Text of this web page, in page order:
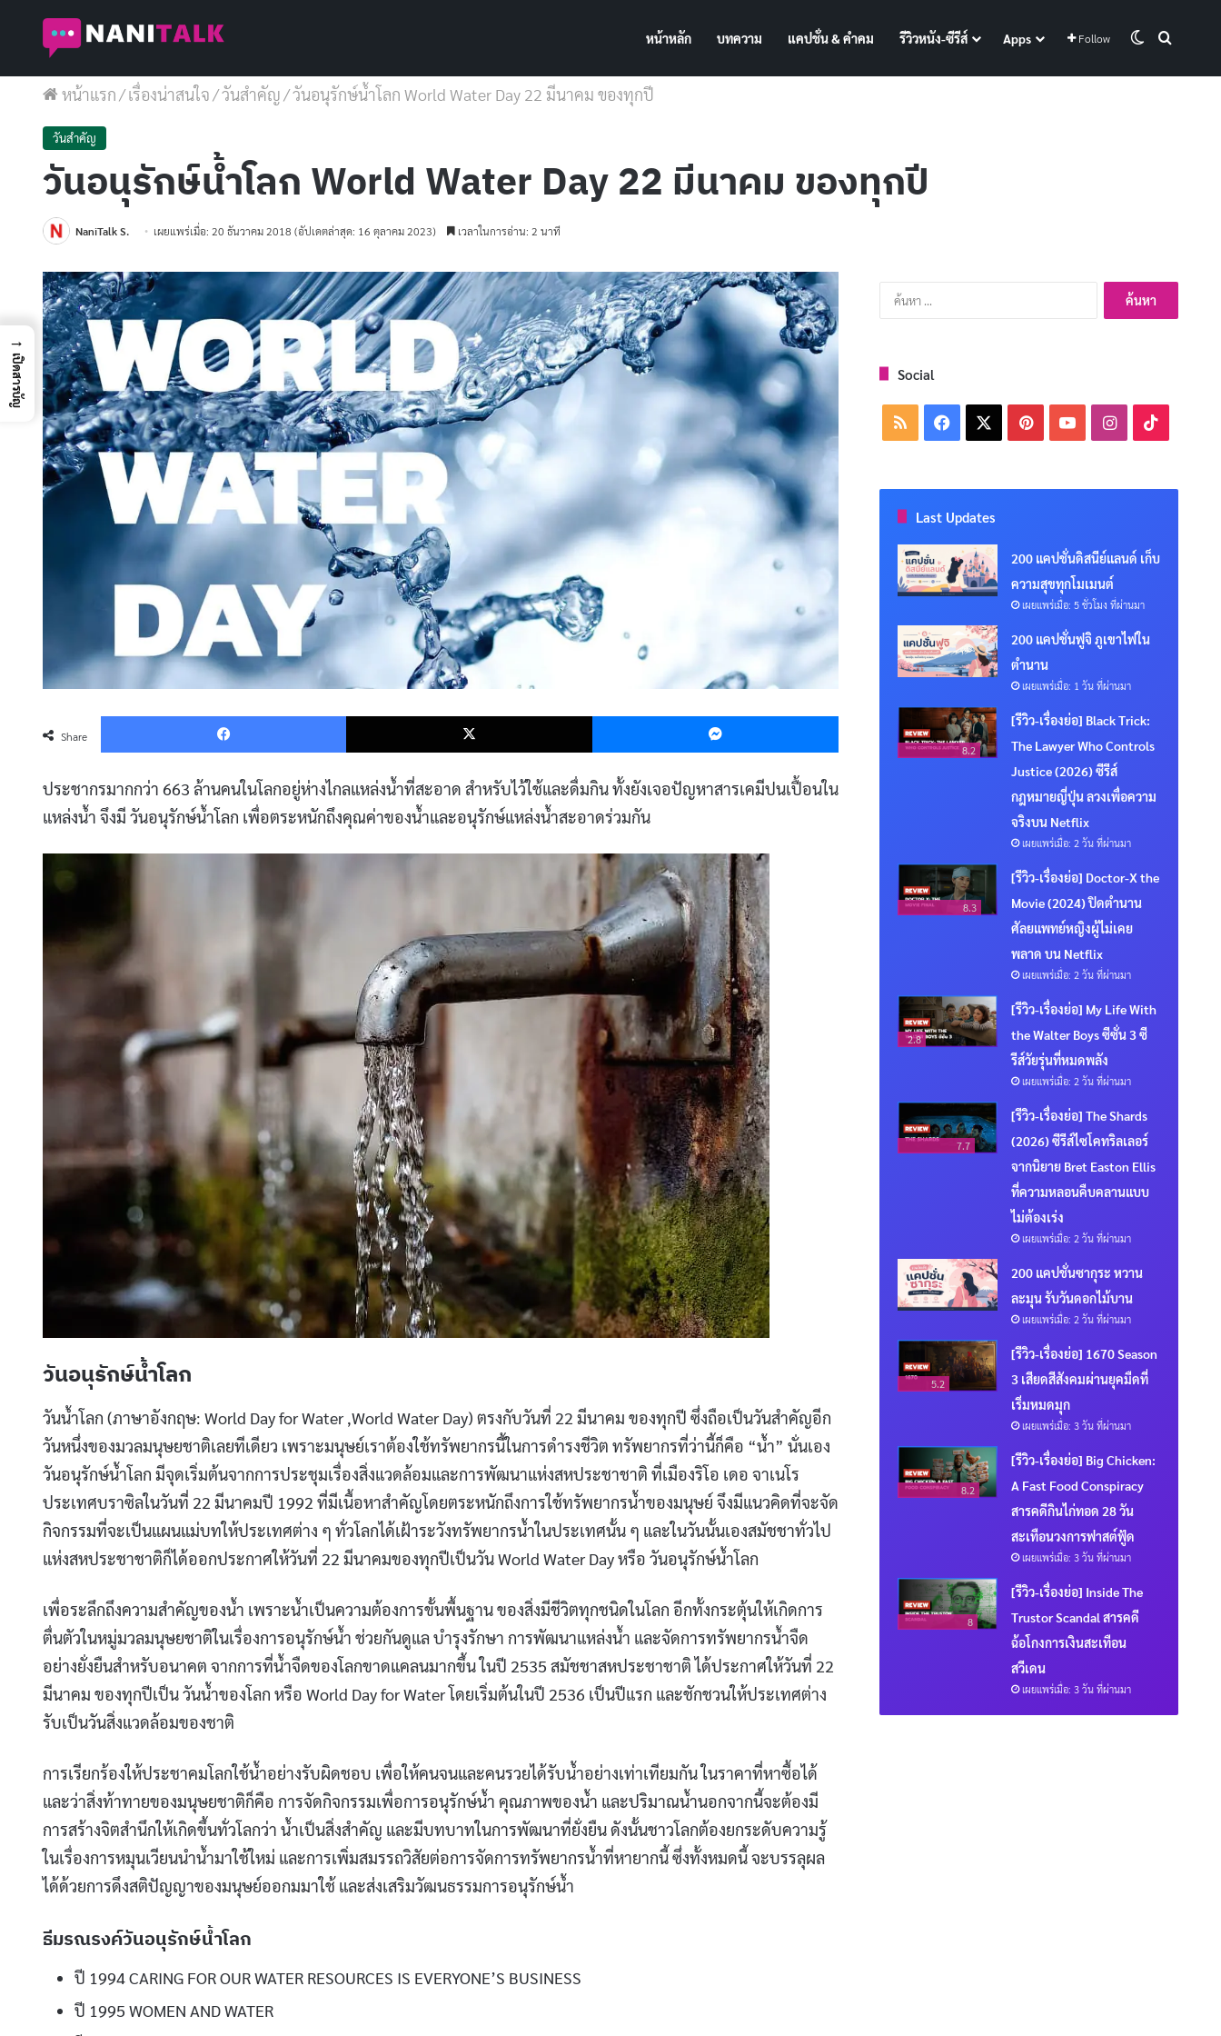
หน้าหลัก บทความ แคปชั่น & คำคม รีวิวหนัง-ซีรีส์ Apps Follow Switch skin
หน้าแรก/เรื่องน่าสนใจ/วันสำคัญ/วันอนุรักษ์น้ำโลก World Water Day 22 มีนาคม ของทุกปี
วันสำคัญ
วันอนุรักษ์น้ำโลก World Water Day 22 มีนาคม ของทุกปี
NaniTalk S. เผยแพร่เมื่อ: 20 ธันวาคม 2018 (อัปเดตล่าสุด: 16 ตุลาคม 2023) เวลาในการอ่าน: 2 นาที
Share
Facebook X Messenger
ประชากรมากกว่า 663 ล้านคนในโลกอยู่ห่างไกลแหล่งน้ำที่สะอาด สำหรับไว้ใช้และดื่มกิน ทั้งยังเจอปัญหาสารเคมีปนเปื้อนใน
แหล่งน้ำ จึงมี วันอนุรักษ์น้ำโลก เพื่อตระหนักถึงคุณค่าของน้ำและอนุรักษ์แหล่งน้ำสะอาดร่วมกัน
วันอนุรักษ์น้ำโลก
วันน้ำโลก (ภาษาอังกฤษ: World Day for Water ,World Water Day) ตรงกับวันที่ 22 มีนาคม ของทุกปี ซึ่งถือเป็นวันสำคัญอีก
วันหนึ่งของมวลมนุษยชาติเลยทีเดียว เพราะมนุษย์เราต้องใช้ทรัพยากรนี้ในการดำรงชีวิต ทรัพยากรที่ว่านี้ก็คือ “น้ำ” นั่นเอง
วันอนุรักษ์น้ำโลก มีจุดเริ่มต้นจากการประชุมเรื่องสิ่งแวดล้อมและการพัฒนาแห่งสหประชาชาติ ที่เมืองริโอ เดอ จาเนโร
ประเทศบราซิลในวันที่ 22 มีนาคมปี 1992 ที่มีเนื้อหาสำคัญโดยตระหนักถึงการใช้ทรัพยากรน้ำของมนุษย์ จึงมีแนวคิดที่จะจัด
กิจกรรมที่จะเป็นแผนแม่บทให้ประเทศต่าง ๆ ทั่วโลกได้เฝ้าระวังทรัพยากรน้ำในประเทศนั้น ๆ และในวันนั้นเองสมัชชาทั่วไป
แห่งสหประชาชาติก็ได้ออกประกาศให้วันที่ 22 มีนาคมของทุกปีเป็นวัน World Water Day หรือ วันอนุรักษ์น้ำโลก
เพื่อระลึกถึงความสำคัญของน้ำ เพราะน้ำเป็นความต้องการขั้นพื้นฐาน ของสิ่งมีชีวิตทุกชนิดในโลก อีกทั้งกระตุ้นให้เกิดการ
ตื่นตัวในหมู่มวลมนุษยชาติในเรื่องการอนุรักษ์น้ำ ช่วยกันดูแล บำรุงรักษา การพัฒนาแหล่งน้ำ และจัดการทรัพยากรน้ำจืด
อย่างยั่งยืนสำหรับอนาคต จากการที่น้ำจืดของโลกขาดแคลนมากขึ้น ในปี 2535 สมัชชาสหประชาชาติ ได้ประกาศให้วันที่ 22
มีนาคม ของทุกปีเป็น วันน้ำของโลก หรือ World Day for Water โดยเริ่มต้นในปี 2536 เป็นปีแรก และชักชวนให้ประเทศต่าง
รับเป็นวันสิ่งแวดล้อมของชาติ
การเรียกร้องให้ประชาคมโลกใช้น้ำอย่างรับผิดชอบ เพื่อให้คนจนและคนรวยได้รับน้ำอย่างเท่าเทียมกัน ในราคาที่หาซื้อได้
และว่าสิ่งท้าทายของมนุษยชาติก็คือ การจัดกิจกรรมเพื่อการอนุรักษ์น้ำ คุณภาพของน้ำ และปริมาณน้ำนอกจากนี้จะต้องมี
การสร้างจิตสำนึกให้เกิดขึ้นทั่วโลกว่า น้ำเป็นสิ่งสำคัญ และมีบทบาทในการพัฒนาที่ยั่งยืน ดังนั้นชาวโลกต้องยกระดับความรู้
ในเรื่องการหมุนเวียนนำน้ำมาใช้ใหม่ และการเพิ่มสมรรถวิสัยต่อการจัดการทรัพยากรน้ำที่หายากนี้ ซึ่งทั้งหมดนี้ จะบรรลุผล
ได้ด้วยการดึงสติปัญญาของมนุษย์ออกมมาใช้ และส่งเสริมวัฒนธรรมการอนุรักษ์น้ำ
ธีมรณรงค์วันอนุรักษ์น้ำโลก
ปี 1994 CARING FOR OUR WATER RESOURCES IS EVERYONE’S BUSINESS
ปี 1995 WOMEN AND WATER
ค้นหา
สำหรับ:
Social
RSS Facebook PinterestYouTubeInstagram
Last Updates
200 แคปชั่นดิสนีย์แลนด์ เก็บ
ความสุขทุกโมเมนต์
เผยแพร่เมื่อ: 5 ชั่วโมง ที่ผ่านมา
200 แคปชั่นฟูจิ ภูเขาไฟใน
ตำนาน
เผยแพร่เมื่อ: 1 วัน ที่ผ่านมา
8.2
[รีวิว-เรื่องย่อ] Black Trick:
The Lawyer Who Controls
Justice (2026) ซีรีส์
กฎหมายญี่ปุ่น ลวงเพื่อความ
จริงบน Netflix
เผยแพร่เมื่อ: 2 วัน ที่ผ่านมา
8.3
[รีวิว-เรื่องย่อ] Doctor-X the
Movie (2024) ปิดตำนาน
ศัลยแพทย์หญิงผู้ไม่เคย
พลาด บน Netflix
เผยแพร่เมื่อ: 2 วัน ที่ผ่านมา
2.8
[รีวิว-เรื่องย่อ] My Life With
the Walter Boys ซีซั่น 3 ซี
รีส์วัยรุ่นที่หมดพลัง
เผยแพร่เมื่อ: 2 วัน ที่ผ่านมา
7.7
[รีวิว-เรื่องย่อ] The Shards
(2026) ซีรีส์ไซโคทริลเลอร์
จากนิยาย Bret Easton Ellis
ที่ความหลอนคืบคลานแบบ
ไม่ต้องเร่ง
เผยแพร่เมื่อ: 2 วัน ที่ผ่านมา
200 แคปชั่นซากุระ หวาน
ละมุน รับวันดอกไม้บาน
เผยแพร่เมื่อ: 2 วัน ที่ผ่านมา
5.2
[รีวิว-เรื่องย่อ] 1670 Season
3 เสียดสีสังคมผ่านยุคมืดที่
เริ่มหมดมุก
เผยแพร่เมื่อ: 3 วัน ที่ผ่านมา
8.2
[รีวิว-เรื่องย่อ] Big Chicken:
A Fast Food Conspiracy
สารคดีกินไก่ทอด 28 วัน
สะเทือนวงการฟาสต์ฟู้ด
เผยแพร่เมื่อ: 3 วัน ที่ผ่านมา
8
[รีวิว-เรื่องย่อ] Inside The
Trustor Scandal สารคดี
ฉ้อโกงการเงินสะเทือน
สวีเดน
เผยแพร่เมื่อ: 3 วัน ที่ผ่านมา
→
เปิดสารบัญ